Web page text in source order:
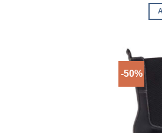
-50%